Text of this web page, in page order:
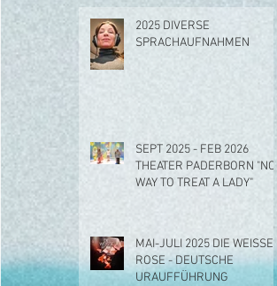
2025 DIVERSE
SPRACHAUFNAHMEN
SEPT 2025 - FEB 2026
THEATER PADERBORN "NO
WAY TO TREAT A LADY"
MAI-JULI 2025 DIE WEISSE
ROSE - DEUTSCHE
URAUFFÜHRUNG